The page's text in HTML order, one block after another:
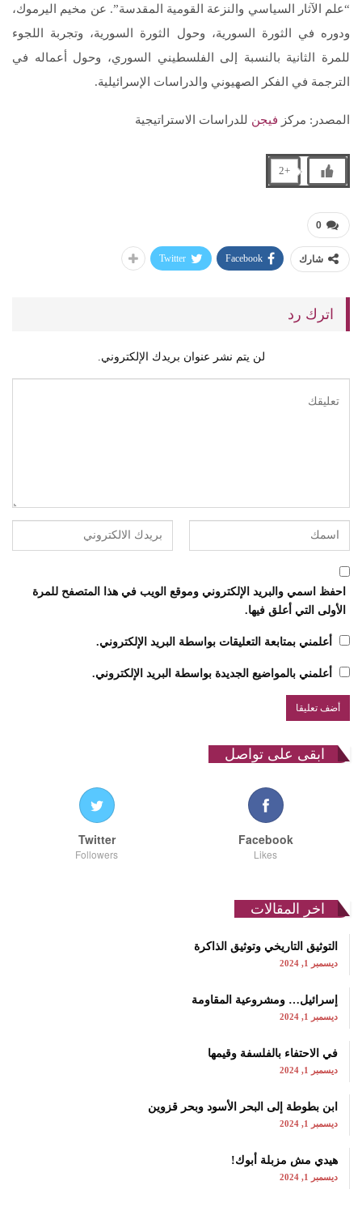
“علم الآثار السياسي والنزعة القومية المقدسة”. عن مخيم اليرموك،
ودوره في الثورة السورية، وحول الثورة السورية، وتجربة اللجوء
للمرة الثانية بالنسبة إلى الفلسطيني السوري، وحول أعماله في
الترجمة في الفكر الصهيوني والدراسات الإسرائيلية.
المصدر: مركز فيجن للدراسات الاستراتيجية
+2
0
شارك Facebook
Twitter
اترك رد
لن يتم نشر عنوان بريدك الإلكتروني.
احفظ اسمي والبريد الإلكتروني وموقع الويب في هذا المتصفح للمرة
الأولى التي أعلق فيها.
أعلمني بمتابعة التعليقات بواسطة البريد الإلكتروني.
أعلمني بالمواضيع الجديدة بواسطة البريد الإلكتروني.
ابقى على تواصل
Facebook
Likes
Twitter
Followers
اخر المقالات
التوثيق التاريخي وتوثيق الذاكرة
ديسمبر 1, 2024
إسرائيل… ومشروعية المقاومة
ديسمبر 1, 2024
في الاحتفاء بالفلسفة وقيمها
ديسمبر 1, 2024
ابن بطوطة إلى البحر الأسود وبحر قزوين
ديسمبر 1, 2024
هيدي مش مزبلة أبوك!
ديسمبر 1, 2024